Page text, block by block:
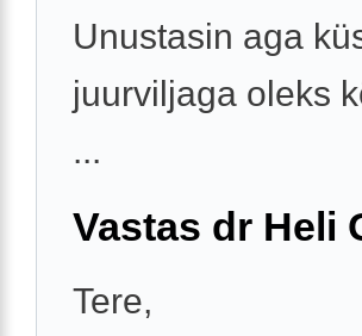
Unustasin aga
juurviljaga oleks
...
Vastas dr Heli
Tere,